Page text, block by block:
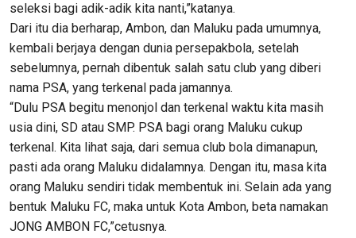
seleksi bagi adik-adik kita nanti,”katanya.
Dari itu dia berharap, Ambon, dan Maluku pada umumnya,
kembali berjaya dengan dunia persepakbola, setelah
sebelumnya, pernah dibentuk salah satu club yang diberi
nama PSA, yang terkenal pada jamannya.
“Dulu PSA begitu menonjol dan terkenal waktu kita masih
usia dini, SD atau SMP. PSA bagi orang Maluku cukup
terkenal. Kita lihat saja, dari semua club bola dimanapun,
pasti ada orang Maluku didalamnya. Dengan itu, masa kita
orang Maluku sendiri tidak membentuk ini. Selain ada yang
bentuk Maluku FC, maka untuk Kota Ambon, beta namakan
JONG AMBON FC,”cetusnya.